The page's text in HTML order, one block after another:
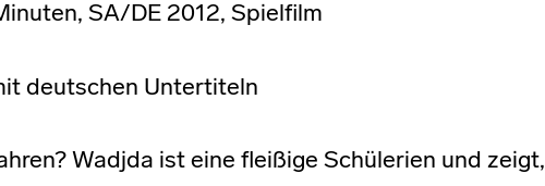
SA/DE 2012, Spielfilm
deutschen Untertiteln
Wadjda ist eine fleißige Schülerien und zeigt,